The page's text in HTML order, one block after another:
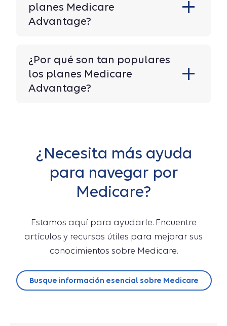
planes Medicare
Advantage?
¿Por qué son tan populares
los planes Medicare
Advantage?
¿Necesita más ayuda
para navegar por
Medicare?
Estamos aquí para ayudarle. Encuentre
artículos y recursos útiles para mejorar sus
conocimientos sobre Medicare.
Busque información esencial sobre Medicare